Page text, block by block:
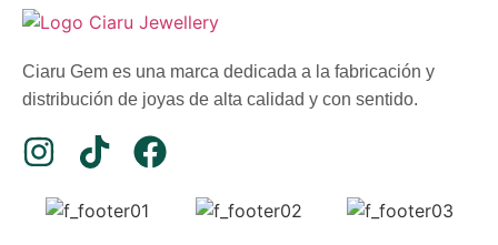
Ciaru Gem es una marca dedicada a la fabricación y
distribución de joyas de alta calidad y con sentido.